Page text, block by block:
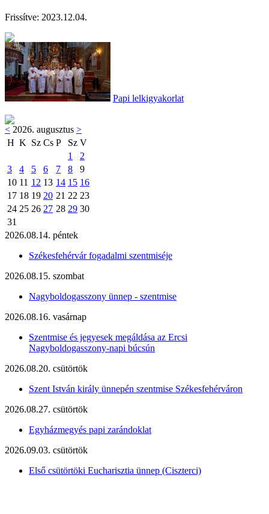
Frissítve: 2023.12.04.
Papi lelkigyakorlat
< 2026. augusztus >
H K Sz Cs P Sz V
1
2
3
4 5 6 7 8
9
10 11 12 13 14 15 16
17 18 19 20 21 22 23
24 25 26 27 28 29 30
31
2026.08.14. péntek
Székesfehérvár fogadalmi szentmiséje
2026.08.15. szombat
Nagyboldogasszony ünnep - szentmise
2026.08.16. vasárnap
Szentmise és jegyesek megáldása az Ercsi
Nagyboldogasszony-napi búcsún
2026.08.20. csütörtök
Szent István király ünnepén szentmise Székesfehérváron
2026.08.27. csütörtök
Egyházmegyés papi zarándoklat
2026.09.03. csütörtök
Első csütörtöki Eucharisztia ünnep (Ciszterci)